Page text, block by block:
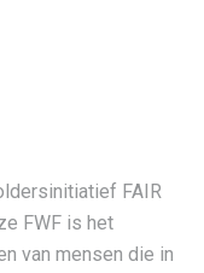
FAIR
FWF is het
van mensen die in